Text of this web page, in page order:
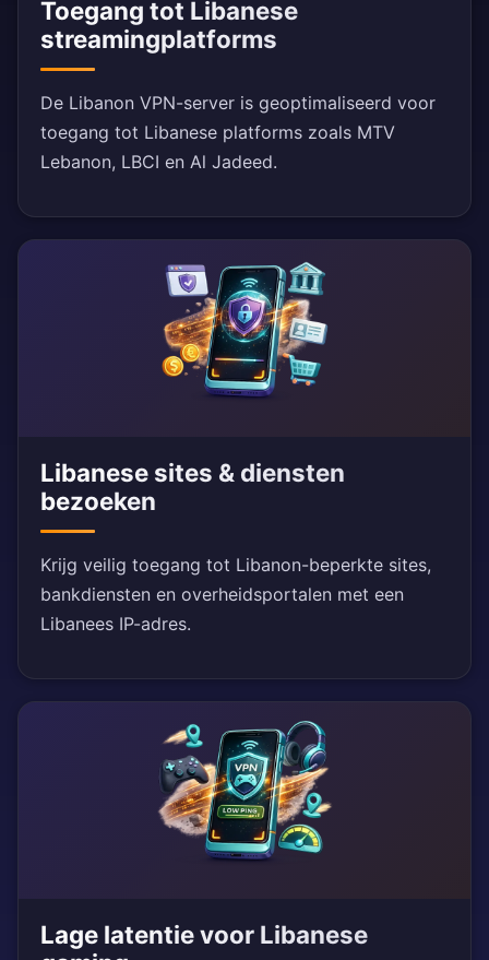
Toegang tot Libanese
streamingplatforms
De Libanon VPN-server is geoptimaliseerd voor
toegang tot Libanese platforms zoals MTV
Lebanon, LBCI en Al Jadeed.
Libanese sites & diensten
bezoeken
Krijg veilig toegang tot Libanon-beperkte sites,
bankdiensten en overheidsportalen met een
Libanees IP-adres.
Lage latentie voor Libanese